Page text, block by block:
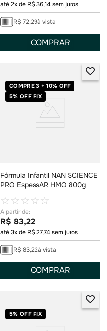
até2x de R$36,14sem juros
R$ 72,29à vista
COMPRAR
Fórmula Infantil NAN SCIENCE
PRO EspessAR HMO 800g
☆☆☆☆☆
R$ 83,22
até3x de R$27,74sem juros
R$ 83,22à vista
COMPRAR
COMPRE 3 + 10% OFF
5% OFF PIX
5% OFF PIX